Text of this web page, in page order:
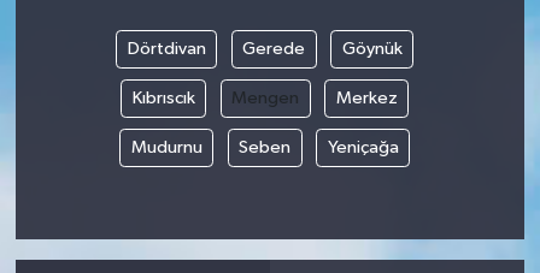
Dörtdivan Gerede Göynük
Kıbrıscık Mengen Merkez
Mudurnu Seben Yeniçağa
Bilim, Teknoloji